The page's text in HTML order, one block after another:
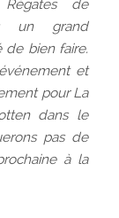
de
un grand
de bien faire.
et
pour La
dans le
pas de
à la